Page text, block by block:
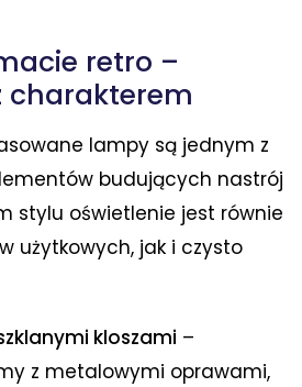
retro –
charakterem
lampy są jednym z
budujących nastrój
stylu oświetlenie jest równie
użytkowych, jak i czysto
kloszami –
z metalowymi oprawami,